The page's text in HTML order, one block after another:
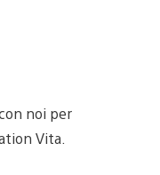
noi per
Vita.